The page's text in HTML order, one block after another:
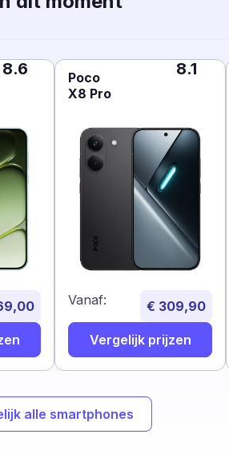
8.6
Poco
X8 Pro
8.1
Vanaf: € 309,90
Vergelijk prijzen
alle smartphones